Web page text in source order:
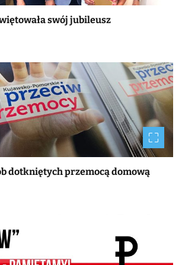
swój jubileusz
dotkniętych przemocą domową